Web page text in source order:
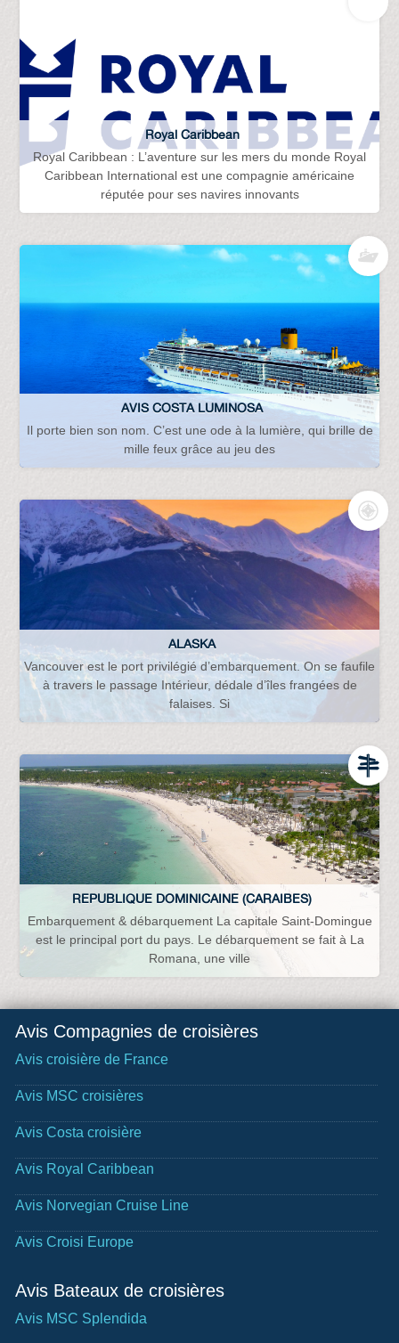
Royal Caribbean
Royal Caribbean : L’aventure sur les mers du monde Royal
Caribbean International est une compagnie américaine
réputée pour ses navires innovants
AVIS COSTA LUMINOSA
Il porte bien son nom. C’est une ode à la lumière, qui brille de
mille feux grâce au jeu des
ALASKA
Vancouver est le port privilégié d’embarquement. On se faufile
à travers le passage Intérieur, dédale d’îles frangées de
falaises. Si
REPUBLIQUE DOMINICAINE (CARAIBES)
Embarquement & débarquement La capitale Saint-Domingue
est le principal port du pays. Le débarquement se fait à La
Romana, une ville
Avis Compagnies de croisières
Avis croisière de France
Avis MSC croisières
Avis Costa croisière
Avis Royal Caribbean
Avis Norvegian Cruise Line
Avis Croisi Europe
Avis Bateaux de croisières
Avis MSC Splendida